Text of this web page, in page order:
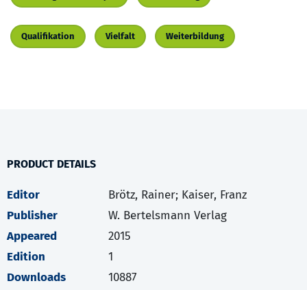
Qualifikation Vielfalt Weiterbildung
PRODUCT DETAILS
Editor
Brötz, Rainer; Kaiser, Franz
Publisher
W. Bertelsmann Verlag
Appeared
2015
Edition
1
Downloads
10887